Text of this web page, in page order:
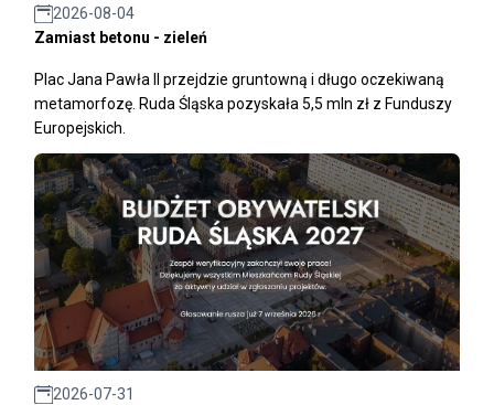
2026-08-04
Zamiast betonu - zieleń
Plac Jana Pawła II przejdzie gruntowną i długo oczekiwaną
metamorfozę. Ruda Śląska pozyskała 5,5 mln zł z Funduszy
Europejskich.
2026-07-31